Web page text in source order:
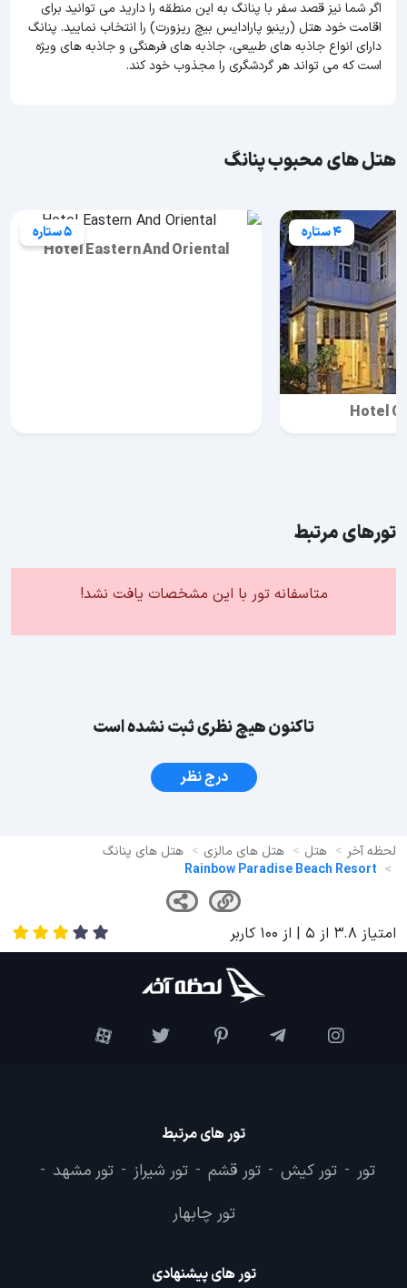
اگر شما نیز قصد سفر با پنانگ به این منطقه را دارید می توانید برای
اقامت خود هتل (رینبو پارادایس بیچ ریزورت) را انتخاب نمایید. پنانگ
دارای انواع جاذبه های طبیعی، جاذبه های فرهنگی و جاذبه های ویژه
است که می تواند هر گردشگری را مجذوب خود کند.
هتل های محبوب پنانگ
4 ستاره
Hotel
5 ستاره
Hotel Eastern And Oriental
تورهای مرتبط
متاسفانه تور با این مشخصات یافت نشد!
تاکنون هیچ نظری ثبت نشده است
درج نظر
لحظه آخر هتل هتل های مالزی
هتل های پنانگ
Rainbow Paradise Beach Resort
امتیاز 3.8 از 5 | از 100 کاربر
تور های مرتبط
تور - تور کیش - تور قشم - تور شیراز - تور مشهد -
تور چابهار
تور های پیشنهادی